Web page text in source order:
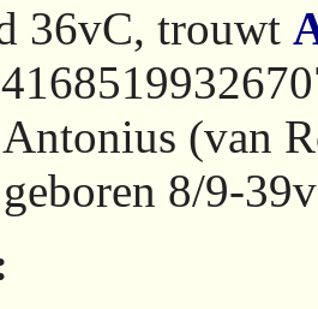
36vC, trouwt
(van
8/9-